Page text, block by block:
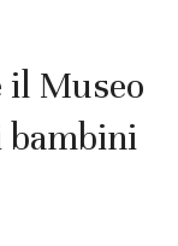
Museo
bambini